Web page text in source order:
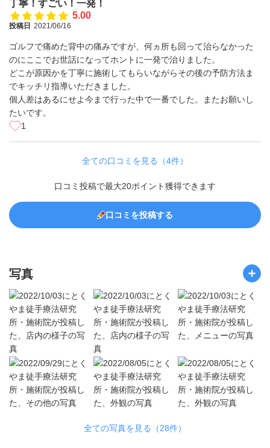
丁寧！すごい！一発！
5.00
投稿日 2021/06/16
ゴルフで痛めた背中の痛みですが、何ヵ所も回って治らなかった
のにここでお世話になってホントに一発で治りました。
どこが原因かを丁寧に施術してもらいながらその後の予防方法ま
でキッチリ指導いただきました。
個人差はあるにせよ今まで行った中で一番でした。またお願いし
たいです。
1
全ての口コミを見る（4件）
口コミ投稿で最大20ポイント獲得できます
口コミを投稿する
写真
全ての写真を見る（28件）